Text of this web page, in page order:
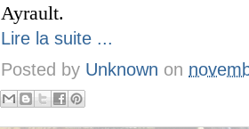
Ayrault.
Lire la suite ...
Posted by Unknown on